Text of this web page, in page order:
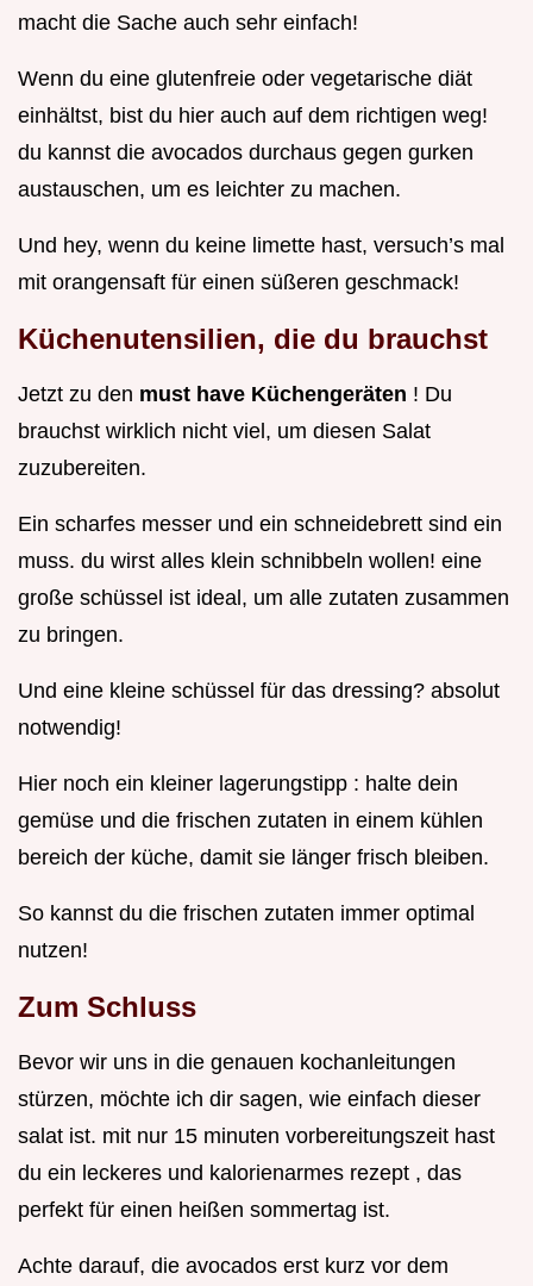
macht die Sache auch sehr einfach!
Wenn du eine glutenfreie oder vegetarische diät
einhältst, bist du hier auch auf dem richtigen weg!
du kannst die avocados durchaus gegen gurken
austauschen, um es leichter zu machen.
Und hey, wenn du keine limette hast, versuch’s mal
mit orangensaft für einen süßeren geschmack!
Küchenutensilien, die du brauchst
Jetzt zu den must have Küchengeräten ! Du
brauchst wirklich nicht viel, um diesen Salat
zuzubereiten.
Ein scharfes messer und ein schneidebrett sind ein
muss. du wirst alles klein schnibbeln wollen! eine
große schüssel ist ideal, um alle zutaten zusammen
zu bringen.
Und eine kleine schüssel für das dressing? absolut
notwendig!
Hier noch ein kleiner lagerungstipp : halte dein
gemüse und die frischen zutaten in einem kühlen
bereich der küche, damit sie länger frisch bleiben.
So kannst du die frischen zutaten immer optimal
nutzen!
Zum Schluss
Bevor wir uns in die genauen kochanleitungen
stürzen, möchte ich dir sagen, wie einfach dieser
salat ist. mit nur 15 minuten vorbereitungszeit hast
du ein leckeres und kalorienarmes rezept , das
perfekt für einen heißen sommertag ist.
Achte darauf, die avocados erst kurz vor dem